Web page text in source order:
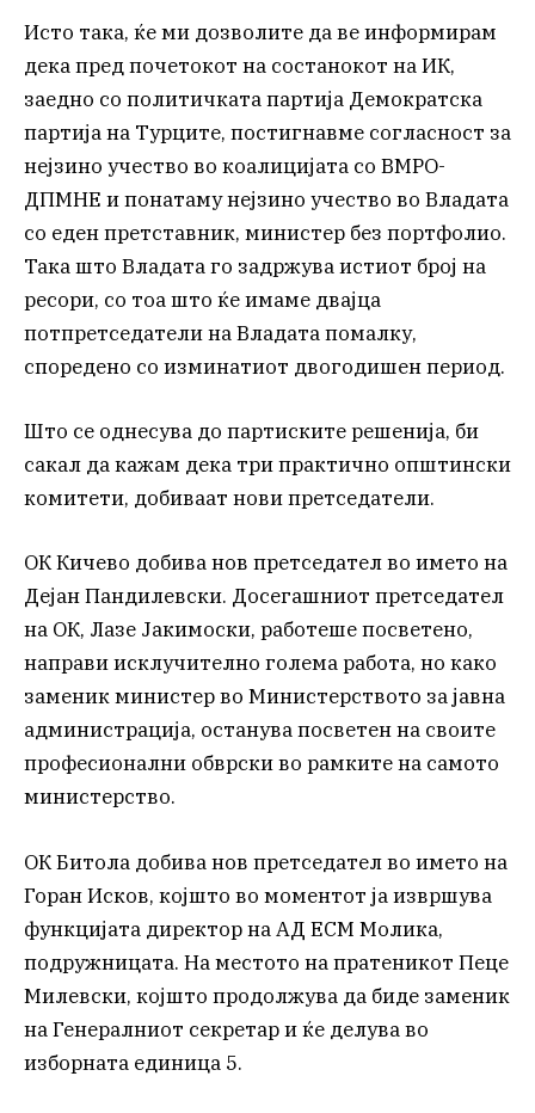
Исто така, ќе ми дозволите да ве информирам
дека пред почетокот на состанокот на ИК,
заедно со политичката партија Демократска
партија на Турците, постигнавме согласност за
нејзино учество во коалицијата со ВМРО-
ДПМНЕ и понатаму нејзино учество во Владата
со еден претставник, министер без портфолио.
Така што Владата го задржува истиот број на
ресори, со тоа што ќе имаме двајца
потпретседатели на Владата помалку,
споредено со изминатиот двогодишен период.
Што се однесува до партиските решенија, би
сакал да кажам дека три практично општински
комитети, добиваат нови претседатели.
ОК Кичево добива нов претседател во името на
Дејан Пандилевски. Досегашниот претседател
на ОК, Лазе Јакимоски, работеше посветено,
направи исклучително голема работа, но како
заменик министер во Министерството за јавна
администрација, останува посветен на своите
професионални обврски во рамките на самото
министерство.
ОК Битола добива нов претседател во името на
Горан Исков, којшто во моментот ја извршува
функцијата директор на АД ЕСМ Молика,
подружницата. На местото на пратеникот Пеце
Милевски, којшто продолжува да биде заменик
на Генералниот секретар и ќе делува во
изборната единица 5.